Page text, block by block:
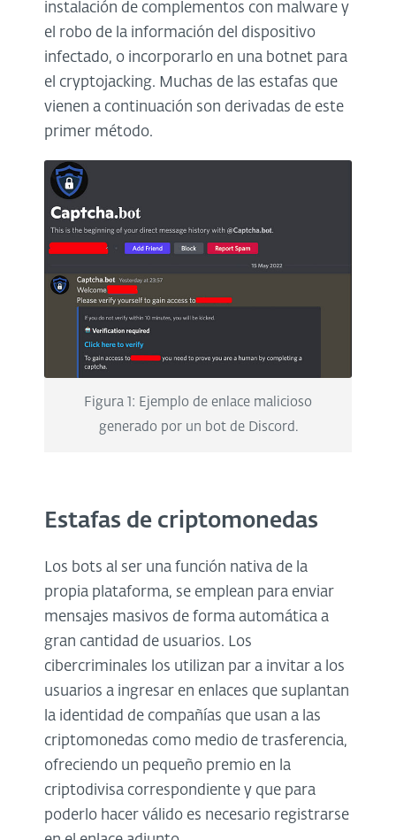
instalación de complementos con malware y
el robo de la información del dispositivo
infectado, o incorporarlo en una botnet para
el cryptojacking. Muchas de las estafas que
vienen a continuación son derivadas de este
primer método.
Figura 1: Ejemplo de enlace malicioso
generado por un bot de Discord.
Estafas de criptomonedas
Los bots al ser una función nativa de la
propia plataforma, se emplean para enviar
mensajes masivos de forma automática a
gran cantidad de usuarios. Los
cibercriminales los utilizan par a invitar a los
usuarios a ingresar en enlaces que suplantan
la identidad de compañías que usan a las
criptomonedas como medio de trasferencia,
ofreciendo un pequeño premio en la
criptodivisa correspondiente y que para
poderlo hacer válido es necesario registrarse